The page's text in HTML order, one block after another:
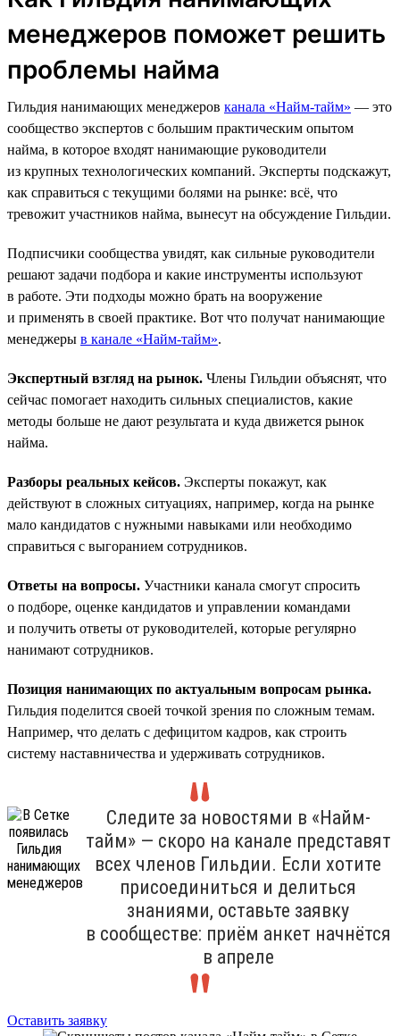
менеджеров поможет решить
проблемы найма
Гильдия нанимающих менеджеров канала «Найм-тайм» — это
сообщество экспертов с большим практическим опытом
найма, в которое входят нанимающие руководители
из крупных технологических компаний. Эксперты подскажут,
как справиться с текущими болями на рынке: всё, что
тревожит участников найма, вынесут на обсуждение Гильдии.
Подписчики сообщества увидят, как сильные руководители
решают задачи подбора и какие инструменты используют
в работе. Эти подходы можно брать на вооружение
и применять в своей практике. Вот что получат нанимающие
менеджеры в канале «Найм-тайм».
Экспертный взгляд на рынок. Члены Гильдии объяснят, что
сейчас помогает находить сильных специалистов, какие
методы больше не дают результата и куда движется рынок
найма.
Разборы реальных кейсов. Эксперты покажут, как
действуют в сложных ситуациях, например, когда на рынке
мало кандидатов с нужными навыками или необходимо
справиться с выгоранием сотрудников.
Ответы на вопросы. Участники канала смогут спросить
о подборе, оценке кандидатов и управлении командами
и получить ответы от руководителей, которые регулярно
нанимают сотрудников.
Позиция нанимающих по актуальным вопросам рынка.
Гильдия поделится своей точкой зрения по сложным темам.
Например, что делать с дефицитом кадров, как строить
систему наставничества и удерживать сотрудников.
Следите за новостями в «Найм-
тайм» — скоро на канале представят
всех членов Гильдии. Если хотите
присоединиться и делиться
знаниями, оставьте заявку
в сообществе: приём анкет начнётся
в апреле
Оставить заявку